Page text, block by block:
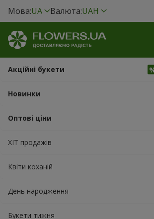
Мова:UA Валюта:UAH
Акційні букети
Новинки
Оптові ціни
ХІТ продажів
Квіти коханій
День народження
Букети тижня